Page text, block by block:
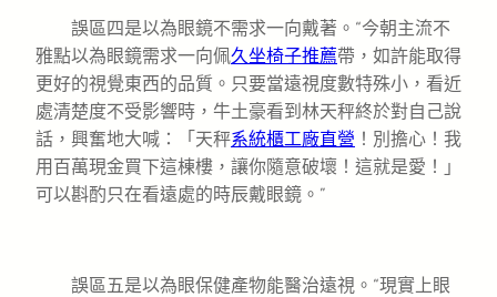
誤區四是以為眼鏡不需求一向戴著。“今朝主流不
雅點以為眼鏡需求一向佩久坐椅子推薦帶，如許能取得
更好的視覺東西的品質。只要當遠視度數特殊小，看近
處清楚度不受影響時，牛土豪看到林天秤終於對自己說
話，興奮地大喊：「天秤系統櫃工廠直營 ！別擔心！我
用百萬現金買下這棟樓，讓你隨意破壞！這就是愛！」
可以斟酌只在看遠處的時辰戴眼鏡。”
誤區五是以為眼保健產物能醫治遠視。“現實上眼